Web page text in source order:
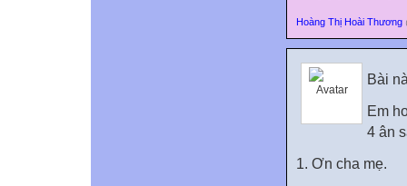
Hoàng Thị Hoài Thương
Bài
Em
4 ân
1. Ơn cha mẹ.